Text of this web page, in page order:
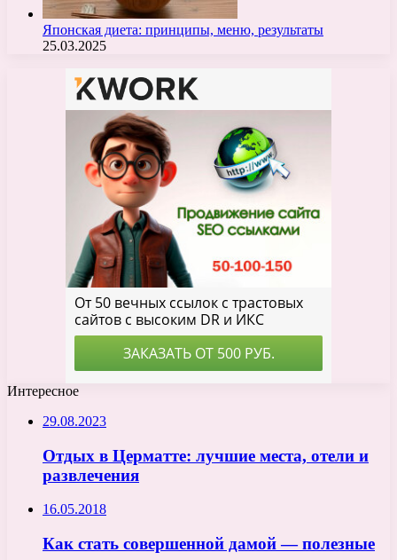
Японская диета: принципы, меню, результаты
25.03.2025
Интересное
29.08.2023
Отдых в Церматте: лучшие места, отели и
развлечения
16.05.2018
Как стать совершенной дамой — полезные